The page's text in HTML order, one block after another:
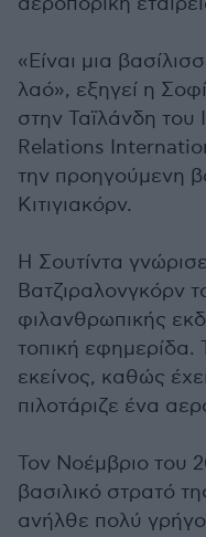
«Είναι μια
λαό», εξηγεί η
στην Ταϊλάνδη
Relations
την προηγούμενη
Κιτιγιακόρν.
Η Σουτίντα
Βατζιραλονγκόρν
φιλανθρωπικής
τοπική εφημερίδα.
εκείνος, καθώς
πιλοτάριζε ένα
Τον Νοέμβριο του
βασιλικό στρατό
ανήλθε πολύ